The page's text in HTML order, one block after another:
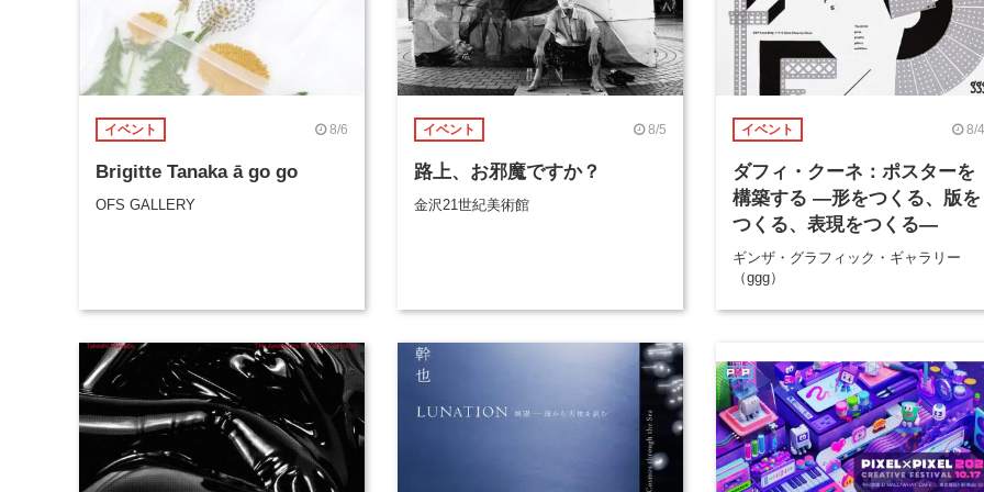
イベント 8/6
Brigitte Tanaka ā go go
OFS GALLERY
イベント 8/5
路上、お邪魔ですか？
金沢21世紀美術館
イベント 8/4
ダフィ・クーネ：ポスターを
構築する ―形をつくる、版を
つくる、表現をつくる―
ギンザ・グラフィック・ギャラリー
（ggg）